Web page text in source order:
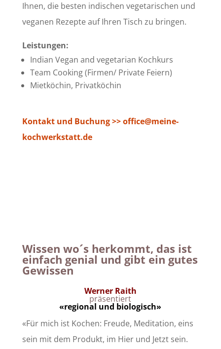
Ihnen, die besten indischen vegetarischen und
veganen Rezepte auf Ihren Tisch zu bringen.
Leistungen:
Indian Vegan and vegetarian Kochkurs
Team Cooking (Firmen/ Private Feiern)
Mietköchin, Privatköchin
Kontakt und Buchung >> office@meine-
kochwerkstatt.de
Wissen wo´s herkommt, das ist
einfach genial und gibt ein gutes
Gewissen
Werner Raith
präsentiert
«regional und biologisch»
«Für mich ist Kochen: Freude, Meditation, eins
sein mit dem Produkt, im Hier und Jetzt sein.